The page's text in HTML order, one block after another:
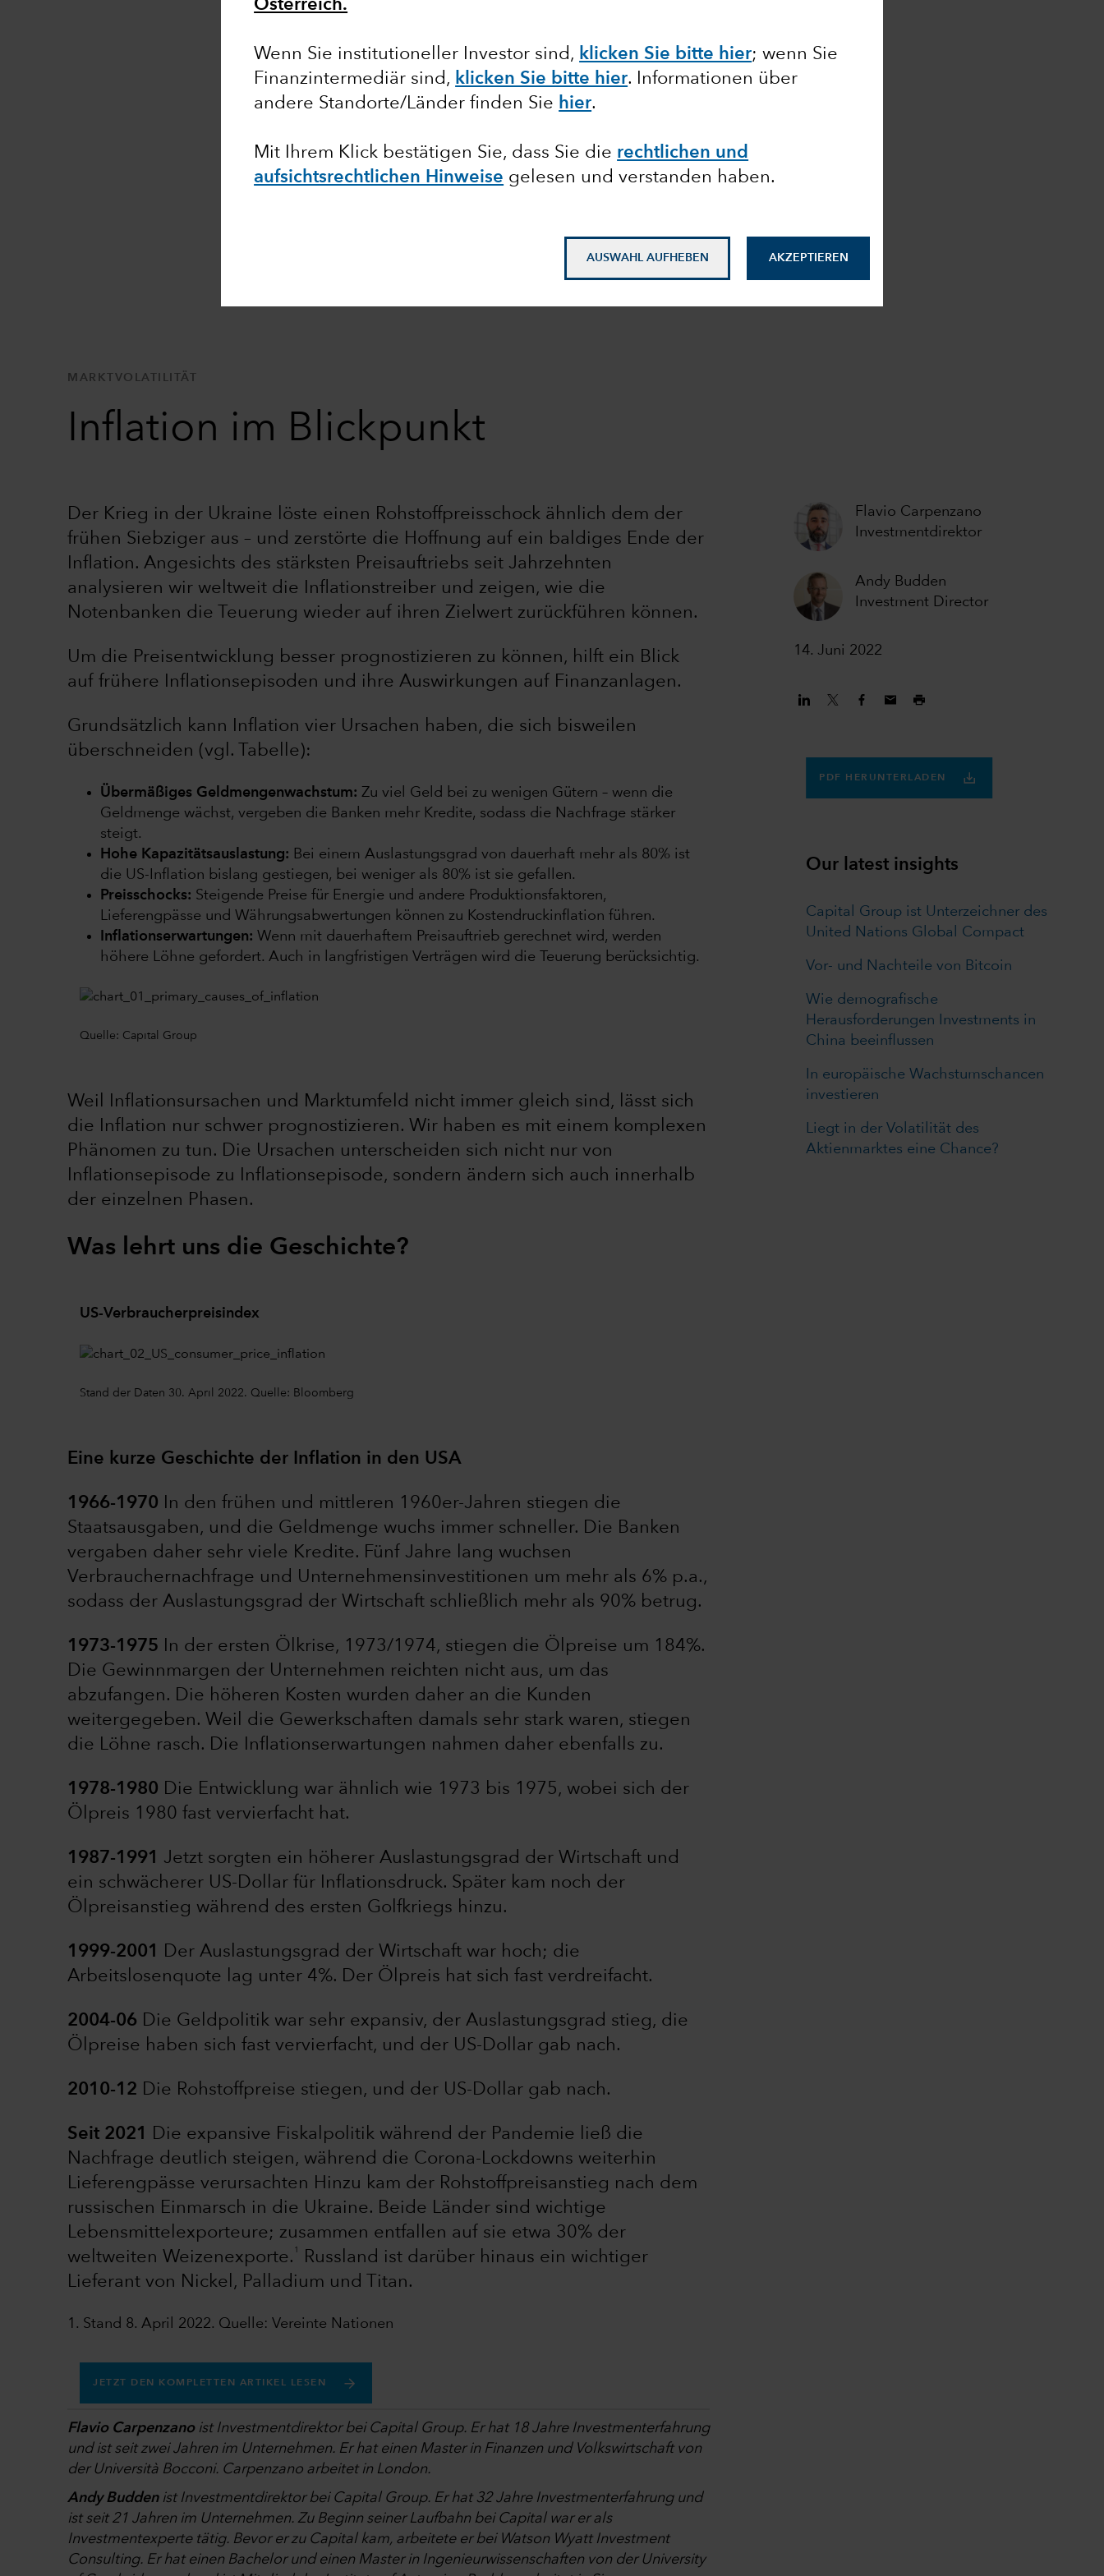
Österreich.
Wenn Sie institutioneller Investor sind, klicken Sie bitte hier; wenn Sie
Finanzintermediär sind, klicken Sie bitte hier. Informationen über
andere Standorte/Länder finden Sie hier.
Mit Ihrem Klick bestätigen Sie, dass Sie die rechtlichen und
aufsichtsrechtlichen Hinweise gelesen und verstanden haben.
AUSWAHL AUFHEBEN AKZEPTIEREN
MARKTVOLATILITÄT
Inflation im Blickpunkt
Flavio Carpenzano
Investmentdirektor
Andy Budden
Investment Director
14. Juni 2022
Der Krieg in der Ukraine löste einen Rohstoffpreisschock ähnlich dem der
frühen Siebziger aus – und zerstörte die Hoffnung auf ein baldiges Ende der
Inflation. Angesichts des stärksten Preisauftriebs seit Jahrzehnten
analysieren wir weltweit die Inflationstreiber und zeigen, wie die
Notenbanken die Teuerung wieder auf ihren Zielwert zurückführen können.
Um die Preisentwicklung besser prognostizieren zu können, hilft ein Blick
auf frühere Inflationsepisoden und ihre Auswirkungen auf Finanzanlagen.
Grundsätzlich kann Inflation vier Ursachen haben, die sich bisweilen
überschneiden (vgl. Tabelle):
Übermäßiges Geldmengenwachstum: Zu viel Geld bei zu wenigen Gütern – wenn die
Geldmenge wächst, vergeben die Banken mehr Kredite, sodass die Nachfrage stärker
steigt.
Hohe Kapazitätsauslastung: Bei einem Auslastungsgrad von dauerhaft mehr als 80% ist
die US-Inflation bislang gestiegen, bei weniger als 80% ist sie gefallen.
Preisschocks: Steigende Preise für Energie und andere Produktionsfaktoren,
Lieferengpässe und Währungsabwertungen können zu Kostendruckinflation führen.
Inflationserwartungen: Wenn mit dauerhaftem Preisauftrieb gerechnet wird, werden
höhere Löhne gefordert. Auch in langfristigen Verträgen wird die Teuerung berücksichtig.
Quelle: Capital Group
Weil Inflationsursachen und Marktumfeld nicht immer gleich sind, lässt sich
die Inflation nur schwer prognostizieren. Wir haben es mit einem komplexen
Phänomen zu tun. Die Ursachen unterscheiden sich nicht nur von
Inflationsepisode zu Inflationsepisode, sondern ändern sich auch innerhalb
der einzelnen Phasen.
Was lehrt uns die Geschichte?
US-Verbraucherpreisindex
Stand der Daten 30. April 2022. Quelle: Bloomberg
Eine kurze Geschichte der Inflation in den USA
1966-1970 In den frühen und mittleren 1960er-Jahren stiegen die
Staatsausgaben, und die Geldmenge wuchs immer schneller. Die Banken
vergaben daher sehr viele Kredite. Fünf Jahre lang wuchsen
Verbrauchernachfrage und Unternehmensinvestitionen um mehr als 6% p.a.,
sodass der Auslastungsgrad der Wirtschaft schließlich mehr als 90% betrug.
1973-1975 In der ersten Ölkrise, 1973/1974, stiegen die Ölpreise um 184%.
Die Gewinnmargen der Unternehmen reichten nicht aus, um das
abzufangen. Die höheren Kosten wurden daher an die Kunden
weitergegeben. Weil die Gewerkschaften damals sehr stark waren, stiegen
die Löhne rasch. Die Inflationserwartungen nahmen daher ebenfalls zu.
1978-1980 Die Entwicklung war ähnlich wie 1973 bis 1975, wobei sich der
Ölpreis 1980 fast vervierfacht hat.
1987-1991
Jetzt sorgten ein höherer Auslastungsgrad der Wirtschaft und
ein schwächerer US-Dollar für Inflationsdruck. Später kam noch der
Ölpreisanstieg während des ersten Golfkriegs hinzu.
1999-2001
Der Auslastungsgrad der Wirtschaft war hoch; die
Arbeitslosenquote lag unter 4%. Der Ölpreis hat sich fast verdreifacht.
2004-06 Die Geldpolitik war sehr expansiv, der Auslastungsgrad stieg, die
Ölpreise haben sich fast vervierfacht, und der US-Dollar gab nach.
2010-12 Die Rohstoffpreise stiegen, und der US-Dollar gab nach.
Seit 2021
Die expansive Fiskalpolitik während der Pandemie ließ die
Nachfrage deutlich steigen, während die Corona-Lockdowns weiterhin
Lieferengpässe verursachten Hinzu kam der Rohstoffpreisanstieg nach dem
russischen Einmarsch in die Ukraine. Beide Länder sind wichtige
Lebensmittelexporteure; zusammen entfallen auf sie etwa 30% der
weltweiten Weizenexporte. 1
Russland ist darüber hinaus ein wichtiger
Lieferant von Nickel, Palladium und Titan.
1. Stand 8. April 2022. Quelle: Vereinte Nationen
JETZT DEN KOMPLETTEN ARTIKEL LESEN
Flavio Carpenzanoist Investmentdirektor bei Capital Group. Er hat 18 Jahre Investmenterfahrung
und ist seit zwei Jahren im Unternehmen. Er hat einen Master in Finanzen und Volkswirtschaft von
der Università Bocconi. Carpenzano arbeitet in London.
Andy Buddenist Investmentdirektor bei Capital Group. Er hat 32 Jahre Investmenterfahrung und
ist seit 21 Jahren im Unternehmen. Zu Beginn seiner Laufbahn bei Capital war er als
Investmentexperte tätig. Bevor er zu Capital kam, arbeitete er bei Watson Wyatt Investment
Consulting. Er hat einen Bachelor und einen Master in Ingenieurwissenschaften von der University
PDF HERUNTERLADEN
Our latest insights
Capital Group ist Unterzeichner des
United Nations Global Compact
Vor- und Nachteile von Bitcoin
Wie demografische
Herausforderungen Investments in
China beeinflussen
In europäische Wachstumschancen
investieren
Liegt in der Volatilität des
Aktienmarktes eine Chance?